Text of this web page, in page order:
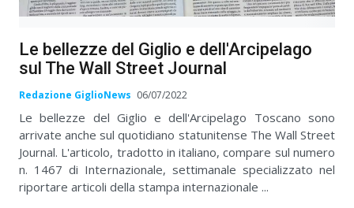
Le bellezze del Giglio e dell'Arcipelago
sul The Wall Street Journal
Redazione GiglioNews 06/07/2022
Le bellezze del Giglio e dell'Arcipelago Toscano sono
arrivate anche sul quotidiano statunitense The Wall Street
Journal. L'articolo, tradotto in italiano, compare sul numero
n. 1467 di Internazionale, settimanale specializzato nel
riportare articoli della stampa internazionale ...